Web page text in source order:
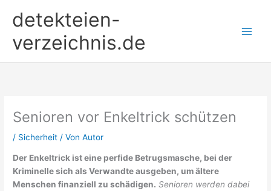
Inhaltdetekteien-
verzeichnis.de
Senioren vor Enkeltrick schützen
/ Sicherheit / VonAutor
Der Enkeltrick ist eine perfide Betrugsmasche, bei der
Kriminelle sich als Verwandte ausgeben, um ältere
Menschen finanziell zu schädigen. Senioren werden dabei